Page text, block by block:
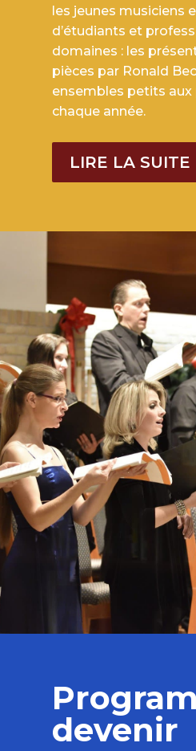
les jeunes musiciens
d’étudiants et
domaines : les
pièces par Ronald
ensembles petits
chaque année.
LIRE LA SUITE
devenir